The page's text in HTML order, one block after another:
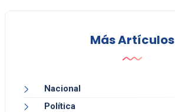
Más Artículos
Nacional
Política